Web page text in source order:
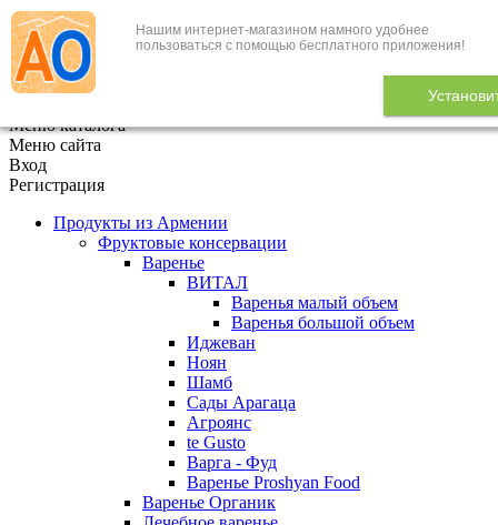
Нашим интернет-магазином намного удобнее
пользоваться с помощью бесплатного приложения!
+7 (495) 646-888-1
В корзине 0
Меню каталога
Меню сайта
Вход
Регистрация
Продукты из Армении
Фруктовые консервации
Варенье
ВИТАЛ
Варенья малый объем
Варенья большой объем
Иджеван
Ноян
Шамб
Сады Арагаца
Агроянс
te Gusto
Варга - Фуд
Варенье Proshyan Food
Варенье Органик